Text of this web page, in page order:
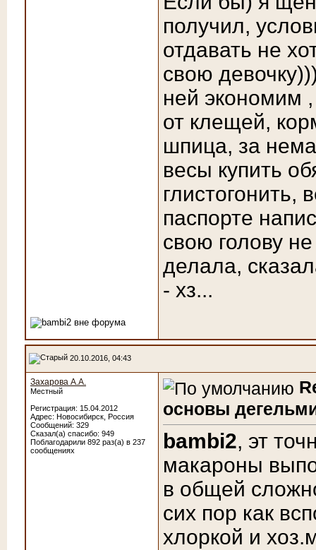
получил,
отдавать не
свою
ней экономим
от клещей,
шпица, за
весы купить
глистогонить,
паспорте
свою голову
делала,
- хз...
20.10.2016, 04:43
Захарова А.А.
Местный
Регистрация: 15.04.2012
Адрес: Новосибирск, Россия
Сообщений: 329
Сказал(а) спасибо: 949
Поблагодарили 892 раз(а) в 237
сообщениях
основы
bambi2, эт
макароны
в общей
сих пор как
хлоркой и